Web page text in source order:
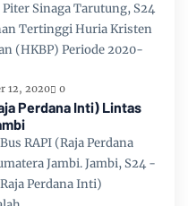
Sinaga Tarutung, S24
Tertinggi Huria Kristen
(HKBP) Periode 2020-
12, 2020 0
Perdana Inti) Lintas
RAPI (Raja Perdana
Jambi. Jambi, S24 -
Perdana Inti)